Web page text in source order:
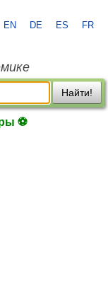
EN DE ES FR
Найти!
⚽